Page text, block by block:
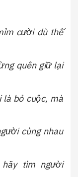
cười dù thế
quên giữ lại
là bỏ cuộc, mà
cùng nhau
tìm người